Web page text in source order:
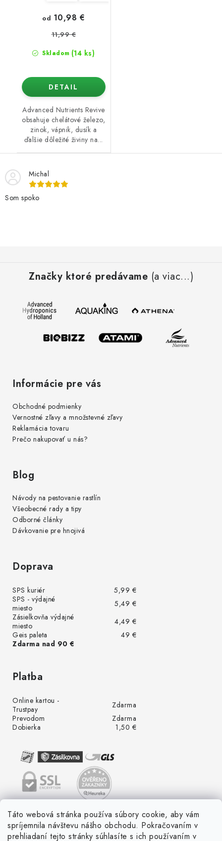
Táto webová stránka používa súbory cookie, aby vám
spríjemnila návštevu nášho obchodu. Pokračovaním v
prehliadaní tejto stránky súhlasíte s ich používaním v
Skladom (14 ks)
od 10,98 €
11,99 €
DETAIL
Advanced Nutrients Revive
obsahuje chelátové železo,
zinok, vápnik, dusík a
ďalšie dôležité živiny na...
Michal
Som spoko
Značky ktoré predávame (a viac...)
Informácie pre vás
Obchodné podmienky
Vernostné zľavy a množstevné zľavy
Reklamácia tovaru
Prečo nakupovať u nás?
Blog
Návody na pestovanie rastlín
Všeobecné rady a tipy
Odborné články
Dávkovanie pre hnojivá
Doprava
SPS kuriér
5,99 €
SPS - výdajné
miesto
5,49 €
Zásielkovňa výdajné
miesto
4,49 €
Geis paleta
49 €
Zdarma nad 90 €
Platba
Online kartou -
Trustpay
Zdarma
Prevodom
Zdarma
Dobierka
1,50 €